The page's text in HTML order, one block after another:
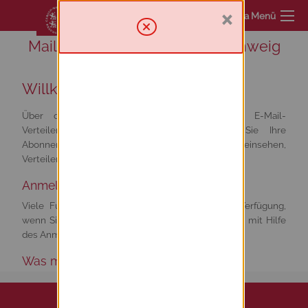
Sympa Menü
Mailinglist service TU Braunschweig
Willkommen
Über diesen Server haben Sie Zugriff zur E-Mail-
Verteilerumgebung. Von hier aus können Sie Ihre
Abonnements verwalten oder abbestellen, Archive einsehen,
Verteiler verwalten und moderieren.
Anmelden
Viele Funktionen von Sympa stehen erst zur Verfügung,
wenn Sie sich angemeldet haben. Loggen Sie sich mit Hilfe
des Anmeldeformulars im Menü oben rechts ein.
Was möchten Sie tun?
×